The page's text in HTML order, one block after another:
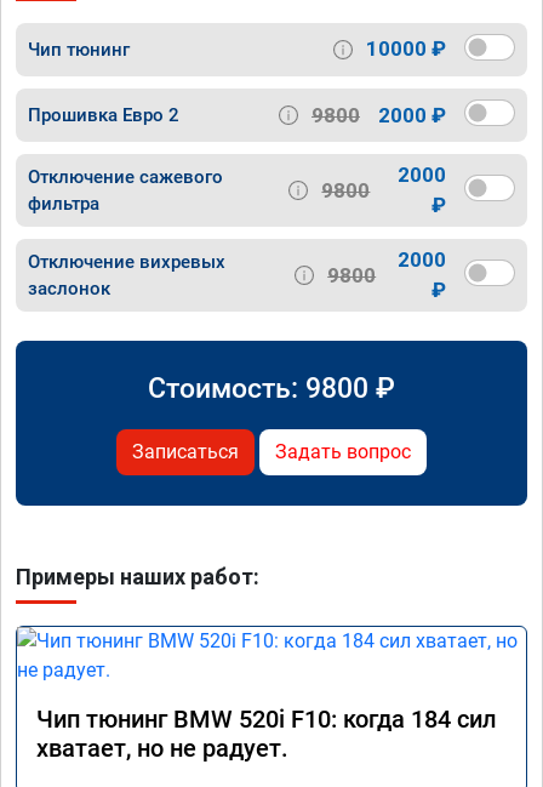
Чип тюнинг 10000 ₽
Прошивка Евро 2 9800 2000 ₽
Отключение сажевого
фильтра
9800
2000
₽
Отключение вихревых
заслонок
9800
2000
₽
Стоимость: 9800 ₽
Записаться Задать вопрос
Примеры наших работ:
Чип тюнинг BMW 520i F10: когда 184 сил
хватает, но не радует.